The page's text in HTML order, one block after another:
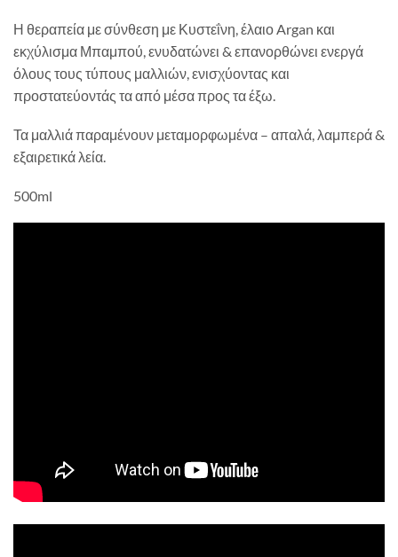
Η θεραπεία με σύνθεση με Κυστεΐνη, έλαιο Argan και
εκχύλισμα Μπαμπού, ενυδατώνει & επανορθώνει ενεργά
όλους τους τύπους μαλλιών, ενισχύοντας και
προστατεύοντάς τα από μέσα προς τα έξω.
Τα μαλλιά παραμένουν μεταμορφωμένα – απαλά, λαμπερά &
εξαιρετικά λεία.
500ml